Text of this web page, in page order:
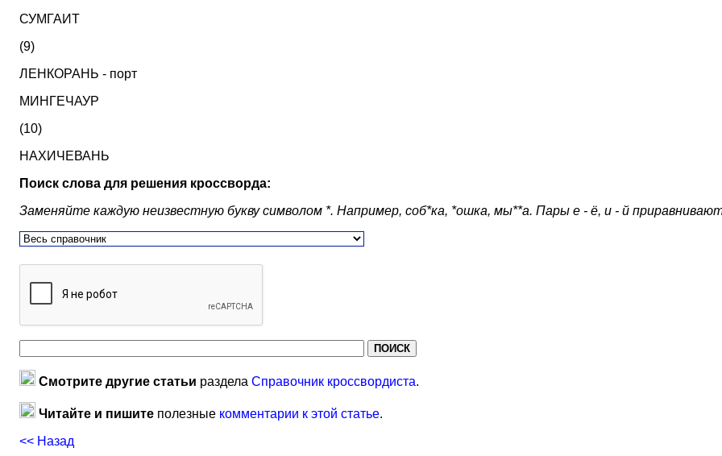
СУМГАИТ
(9)
ЛЕНКОРАНЬ - порт
МИНГЕЧАУР
(10)
НАХИЧЕВАНЬ
Поиск слова для решения кроссворда:
Заменяйте каждую неизвестную букву символом *. Например, соб*ка, *ошка, мы**а. Пары е - ё, и - й
Смотрите другие статьи раздела Справочник кроссвордиста.
Читайте и пишите полезные комментарии к этой статье.
<< Назад